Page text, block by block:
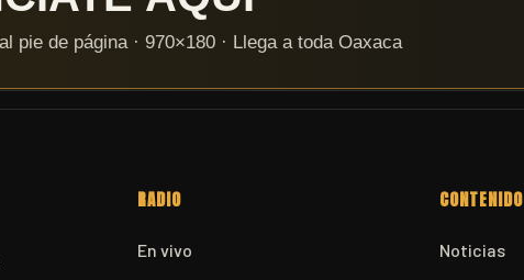
RADIO
En vivo
CONTENIDO
Noticias